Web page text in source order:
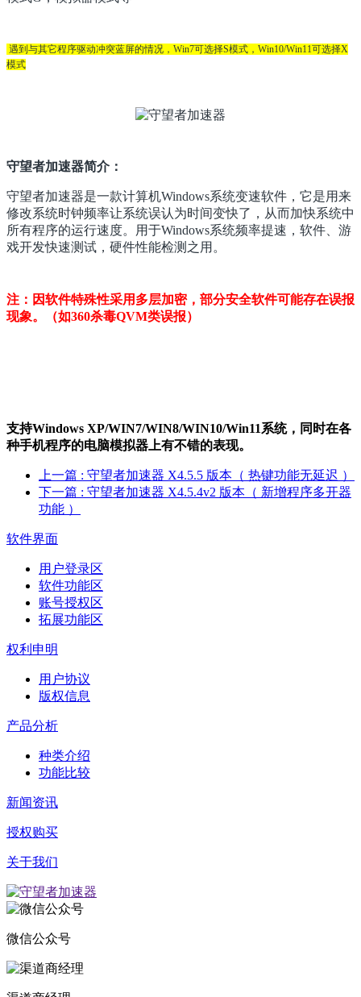
遇到与其它程序驱动冲突蓝屏的情况，Win7可选择S模式，Win10/Win11可选择X
模式
守望者加速器简介：
守望者加速器是一款计算机Windows系统变速软件，它是用来
修改系统时钟频率让系统误认为时间变快了，从而加快系统中
所有程序的运行速度。用于Windows系统频率提速，软件、游
戏开发快速测试，硬件性能检测之用。
注：因软件特殊性采用多层加密，部分安全软件可能存在误报
现象。（如360杀毒QVM类误报）
支持Windows XP/WIN7/WIN8/WIN10/Win11系统，同时在各
种手机程序的电脑模拟器上有不错的表现。
上一篇 : 守望者加速器 X4.5.5 版本（ 热键功能无延迟 ）
下一篇 : 守望者加速器 X4.5.4v2 版本（ 新增程序多开器
功能 ）
软件界面
用户登录区
软件功能区
账号授权区
拓展功能区
权利申明
用户协议
版权信息
产品分析
种类介绍
功能比较
新闻资讯
授权购买
关于我们
微信公众号